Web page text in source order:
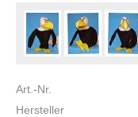
Art.-Nr.
Hersteller